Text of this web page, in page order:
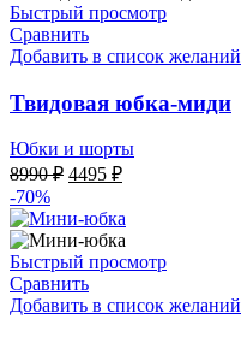
Быстрый просмотр
Сравнить
Добавить в список желаний
Твидовая юбка-миди
Юбки и шорты
8990₽ Первоначальная
составляла
8990 ₽.
4495 ₽Текущая
4495 ₽.
-70%
Быстрый просмотр
Сравнить
Добавить в список желаний